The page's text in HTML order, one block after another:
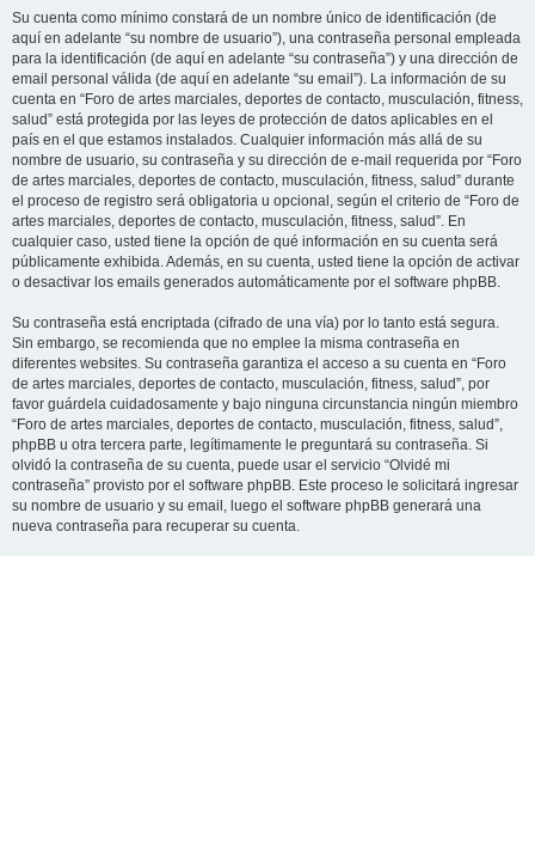
Su cuenta como mínimo constará de un nombre único de identificación (de
aquí en adelante “su nombre de usuario”), una contraseña personal empleada
para la identificación (de aquí en adelante “su contraseña”) y una dirección de
email personal válida (de aquí en adelante “su email”). La información de su
cuenta en “Foro de artes marciales, deportes de contacto, musculación, fitness,
salud” está protegida por las leyes de protección de datos aplicables en el
país en el que estamos instalados. Cualquier información más allá de su
nombre de usuario, su contraseña y su dirección de e-mail requerida por “Foro
de artes marciales, deportes de contacto, musculación, fitness, salud” durante
el proceso de registro será obligatoria u opcional, según el criterio de “Foro de
artes marciales, deportes de contacto, musculación, fitness, salud”. En
cualquier caso, usted tiene la opción de qué información en su cuenta será
públicamente exhibida. Además, en su cuenta, usted tiene la opción de activar
o desactivar los emails generados automáticamente por el software phpBB.
Su contraseña está encriptada (cifrado de una vía) por lo tanto está segura.
Sin embargo, se recomienda que no emplee la misma contraseña en
diferentes websites. Su contraseña garantiza el acceso a su cuenta en “Foro
de artes marciales, deportes de contacto, musculación, fitness, salud”, por
favor guárdela cuidadosamente y bajo ninguna circunstancia ningún miembro
“Foro de artes marciales, deportes de contacto, musculación, fitness, salud”,
phpBB u otra tercera parte, legítimamente le preguntará su contraseña. Si
olvidó la contraseña de su cuenta, puede usar el servicio “Olvidé mi
contraseña” provisto por el software phpBB. Este proceso le solicitará ingresar
su nombre de usuario y su email, luego el software phpBB generará una
nueva contraseña para recuperar su cuenta.